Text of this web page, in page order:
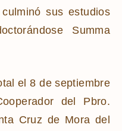
sus estudios
Summa
el 8 de septiembre
del Pbro.
Cruz de Mora del